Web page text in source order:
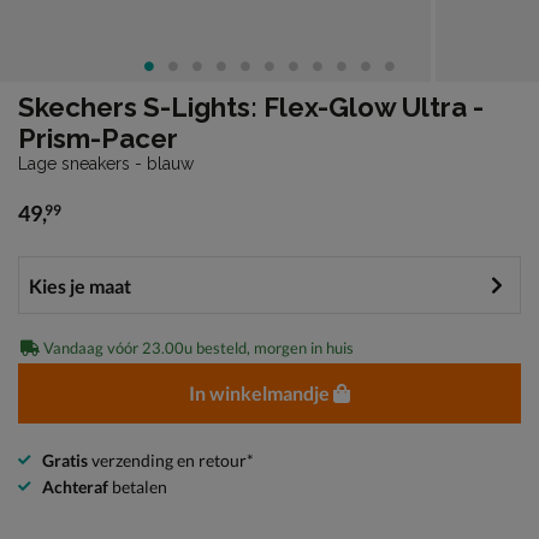
Skechers S-Lights: Flex-Glow Ultra -
Prism-Pacer
Lage sneakers - blauw
€ 49,99
49,99
Vandaag vóór 23.00u besteld, morgen in huis
In winkelmandje
Gratisverzending en retour*
Achteraf betalen